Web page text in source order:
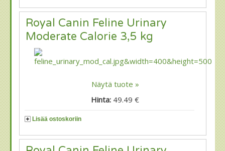
Royal Canin Feline Urinary
Moderate Calorie 3,5 kg
Näytä tuote »
Hinta: 49.49 €
Lisää ostoskoriin